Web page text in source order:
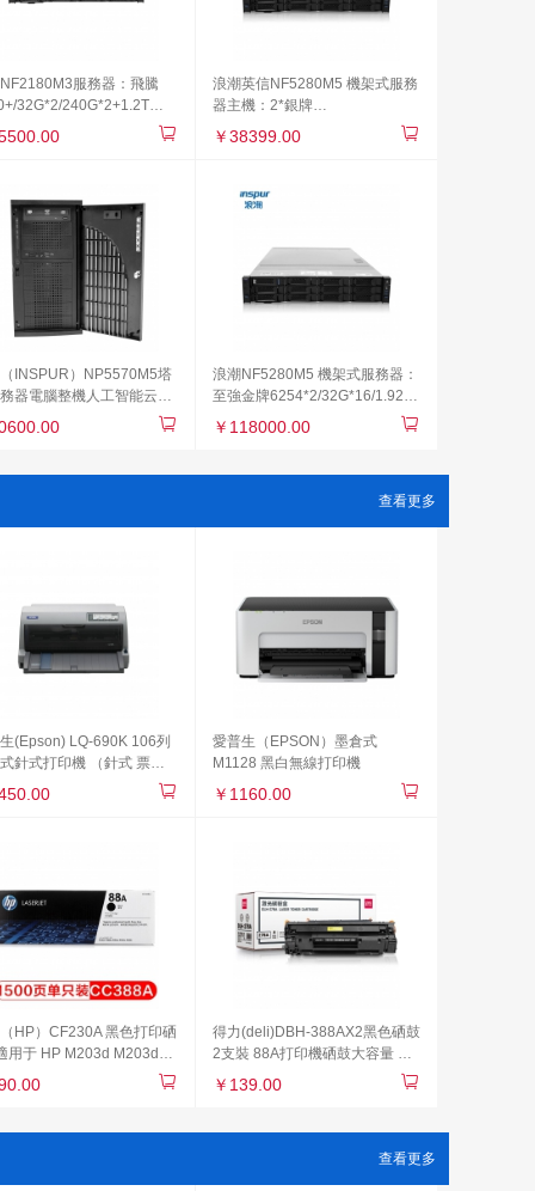
服務器：飛騰
32G*2/240G*2+1.2T
9361-8i-1G/800W雙電/
浪潮英信NF5280M5 機架式服務
器主機：2*銀牌
4210/64GB/12TB/RS0820P 2G
￥38399.00
INSPUR）NP5570M5塔
器電腦整機人工智能云計
存 1塊2T SATA
浪潮NF5280M5 機架式服務器：
至強金牌6254*2/32G*16/1.92T
卡/800W雙電/導軌K
￥118000.00
查看更多
(Epson) LQ-690K 106列
針式打印機 （針式 票據
黑白 A3）
愛普生（EPSON）墨倉式
M1128 黑白無線打印機
￥1160.00
HP）CF230A 黑色打印硒
用于 HP M203d M203dn
M227fdn M227fdw系
得力(deli)DBH-388AX2黑色硒鼓
2支裝 88A打印機硒鼓大容量 惠
普P1108 P1106 P1007 M1136
M1213nf M1216nfh
￥139.00
查看更多